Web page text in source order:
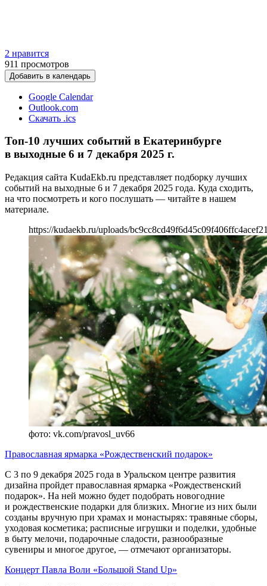
2 нравится
911 просмотров
Добавить в календарь
Google Calendar
Outlook.com
Скачать .ics
Топ-10 лучших событий в Екатеринбурге
в выходные 6 и 7 декабря 2025 г.
Редакция сайта KudaEkb.ru представляет подборку лучших
событий на выходные 6 и 7 декабря 2025 года. Куда сходить,
на что посмотреть и кого послушать — читайте в нашем
материале.
https://kudaekb.ru/uploads/
фото: vk.com/pravosl_uv66
Православная ярмарка «Рождественский подарок»
С 3 по 9 декабря 2025 года в Уральском центре развития
дизайна пройдет православная ярмарка «Рождественский
подарок». На ней можно будет подобрать новогодние
и рождественские подарки для близких. Многие из них были
созданы вручную при храмах и монастырях: травяные сборы,
уходовая косметика; расписные игрушки и поделки, удобные
в быту мелочи, подарочные сладости, разнообразные
сувениры и многое другое, — отмечают организаторы.
Концерт Павла Воли «Большой Stand Up»